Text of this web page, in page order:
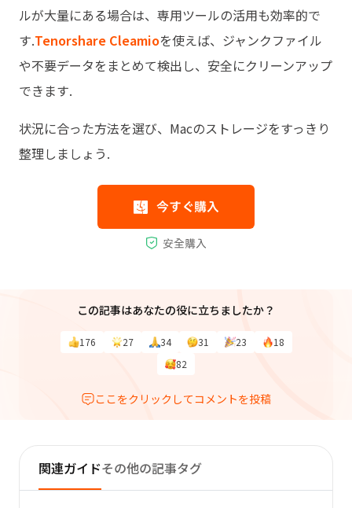
ルが大量にある場合は、専用ツールの活用も効率的で
す.Tenorshare Cleamioを使えば、ジャンクファイル
や不要データをまとめて検出し、安全にクリーンアップ
できます.
状況に合った方法を選び、Macのストレージをすっきり
整理しましょう.
この記事はあなたの役に立ちましたか？
176 27 34 31 23
18
82
ここをクリックしてコメントを投稿
関連ガイドその他の記事タグ